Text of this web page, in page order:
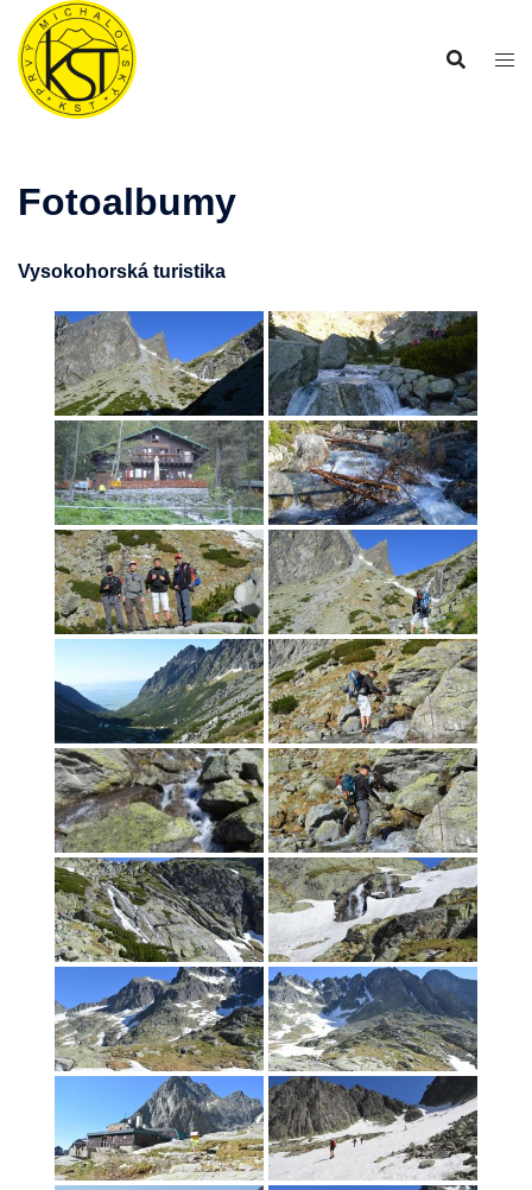
Preskočiť
obsah
Fotoalbumy
Vysokohorská turistika